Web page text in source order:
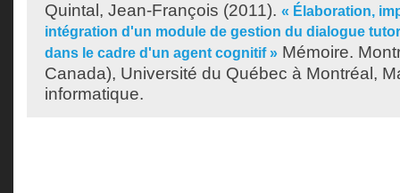
Quintal, Jean-François (2011). « Élaboration,
intégration d'un module de gestion du dialogue
dans le cadre d'un agent cognitif » Mémoire.
Canada), Université du Québec à Montréal,
informatique.